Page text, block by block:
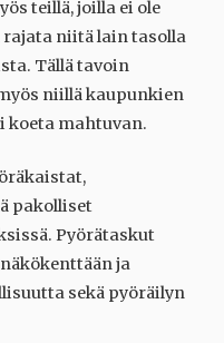
teillä, joilla ei ole
rajata niitä lain tasolla
Tällä tavoin
niillä kaupunkien
koeta mahtuvan.
pakolliset
Pyörätaskut
ja
sekä pyöräilyn